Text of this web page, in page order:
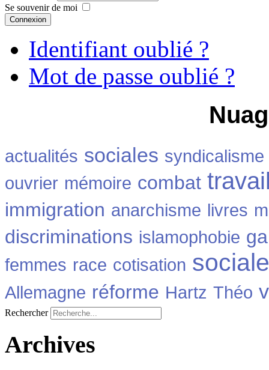
Se souvenir de moi
Connexion
Identifiant oublié ?
Mot de passe oublié ?
actualités sociales syndicalisme
ouvrier mémoire combat
immigration anarchisme livres
discriminations islamophobie
femmes race cotisation sociale
Allemagne réforme Hartz Théo
Rechercher
Archives